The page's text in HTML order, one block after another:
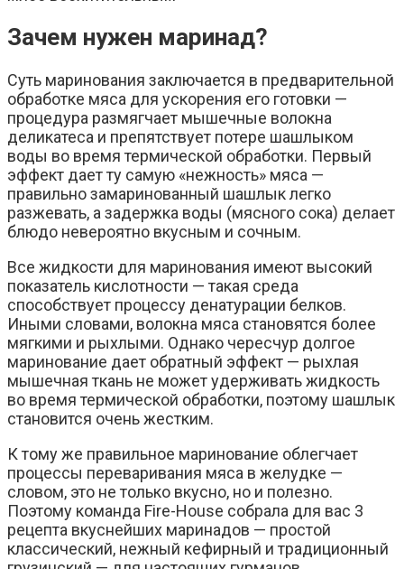
Зачем нужен маринад?
Суть маринования заключается в предварительной
обработке мяса для ускорения его готовки —
процедура размягчает мышечные волокна
деликатеса и препятствует потере шашлыком
воды во время термической обработки. Первый
эффект дает ту самую «нежность» мяса —
правильно замаринованный шашлык легко
разжевать, а задержка воды (мясного сока) делает
блюдо невероятно вкусным и сочным.
Все жидкости для маринования имеют высокий
показатель кислотности — такая среда
способствует процессу денатурации белков.
Иными словами, волокна мяса становятся более
мягкими и рыхлыми. Однако чересчур долгое
маринование дает обратный эффект — рыхлая
мышечная ткань не может удерживать жидкость
во время термической обработки, поэтому шашлык
становится очень жестким.
К тому же правильное маринование облегчает
процессы переваривания мяса в желудке —
словом, это не только вкусно, но и полезно.
Поэтому команда Fire-House собрала для вас 3
рецепта вкуснейших маринадов — простой
классический, нежный кефирный и традиционный